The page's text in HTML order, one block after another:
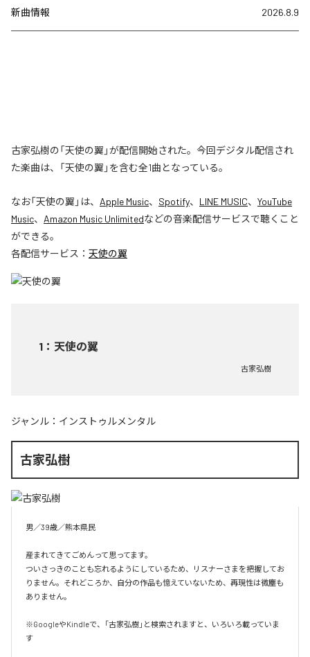
新曲情報 2026.8.9
古家弘樹の「天使の翼」が配信開始された。今回デジタル配信され
た楽曲は、「天使の翼」を含む全1曲となっている。
なお「天使の翼 」は、 Apple Music、 Spotify、 LINE MUSIC、 YouTube
Music、 Amazon Music Unlimitedなどの音楽配信サービスで聴くこと
ができる。
各配信サービス： 天使の翼
1 ： 天使の翼
古家弘樹
ジャンル： インストゥルメンタル
古家弘樹
男／39歳／熊本県民
産まれてきてごめんって思ってます。
ついさっきのことも忘れるようにしているため、リスナーさまを把握してお
りません。それどころか、自分の作品も憶えていないため、再現性は微塵も
ありません。
※GoogleやKindleで、「古家弘樹」と検索されますと、いろいろ載っていま
す